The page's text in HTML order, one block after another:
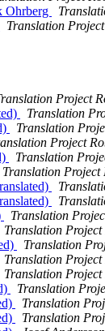
Ohrberg
Translation
Project
Translation
Translation
Project
Translation
Translation Project
Translation
Translation Project
Translation
Translation Project
Translation Project
Translation
Translation
Translation